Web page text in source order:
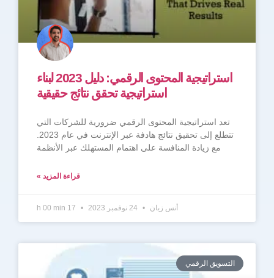
استراتيجية المحتوى الرقمي: دليل 2023 لبناء
استراتيجية تحقق نتائج حقيقية
تعد استراتيجية المحتوى الرقمي ضرورية للشركات التي
مع زيادة المنافسة على اهتمام المستهلك عبر الأنظمة
قراءة المزيد »
أنس زيان
التسويق الرقمي